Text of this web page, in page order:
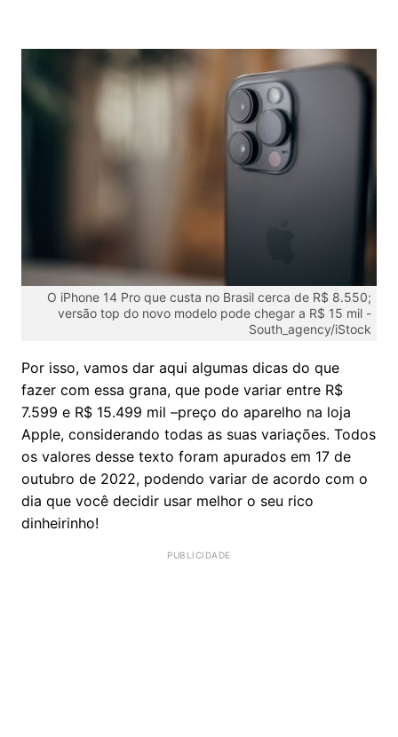
O iPhone 14 Pro que custa no Brasil cerca de R$ 8.550;
versão top do novo modelo pode chegar a R$ 15 mil -
South_agency/iStock
Por isso, vamos dar aqui algumas dicas do que
fazer com essa grana, que pode variar entre R$
7.599 e R$ 15.499 mil –preço do aparelho na loja
Apple, considerando todas as suas variações. Todos
os valores desse texto foram apurados em 17 de
outubro de 2022, podendo variar de acordo com o
dia que você decidir usar melhor o seu rico
dinheirinho!